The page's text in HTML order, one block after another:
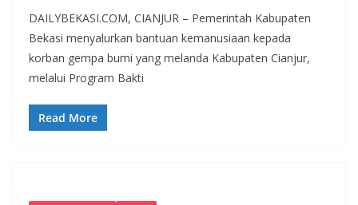
DAILYBEKASI.COM, CIANJUR – Pemerintah Kabupaten
Bekasi menyalurkan bantuan kemanusiaan kepada
korban gempa bumi yang melanda Kabupaten Cianjur,
melalui Program Bakti
Read More